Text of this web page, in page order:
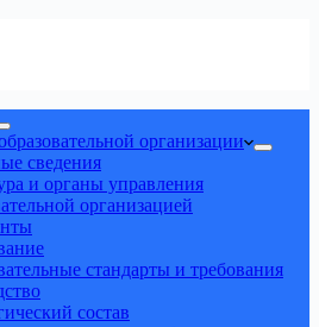
организации
сведения
и органы управления
организацией
стандарты и требования
состав